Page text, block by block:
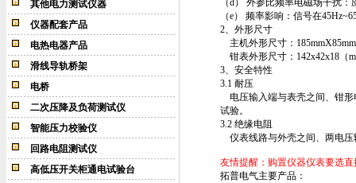
其他电力测试仪器
仪器配套产品
电热电器产品
滑线导轨桥架
电桥
二次压降及负荷测试仪
智能压力校验仪
回路电阻测试仪
高低压开关柜通电试验台
（d） 外参比频率电磁场干扰：
（e） 频率影响：信号在
2、外形尺寸
主机外形尺寸：
钳表外形尺寸：142x42x18（
3、安全特性
3.1 耐压
电压输入端与表壳之间、钳形
试验。
3.2 绝缘电阻
仪表线路与外壳之间、两电
友情提醒：购置仪器仪表要选
拓普电气主要产品：